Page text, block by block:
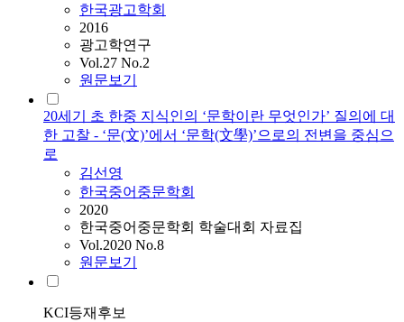
한국광고학회
2016
광고학연구
Vol.27 No.2
원문보기
20세기 초 한중 지식인의 ‘문학이란 무엇인가’ 질의에 대
한 고찰 - ‘문(文)’에서 ‘문학(文學)’으로의 전변을 중심으
로
김선영
한국중어중문학회
2020
한국중어중문학회 학술대회 자료집
Vol.2020 No.8
원문보기
KCI등재후보